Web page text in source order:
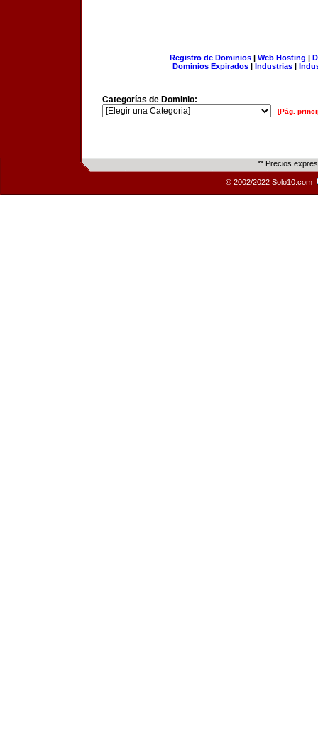
Registro de Dominios| Web Hosting |
Dominios Expirados | Industrias |
Categorías de Dominio:
[Pág.
** Precios
© 2002/2022 Solo10.com